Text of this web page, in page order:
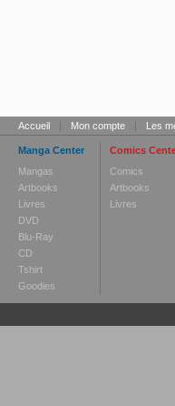
Accueil | Mon compte | Les
Manga Center
Mangas
Artbooks
Livres
DVD
Blu-Ray
CD
Tshirt
Goodies
Comics
Comics
Artbooks
Livres